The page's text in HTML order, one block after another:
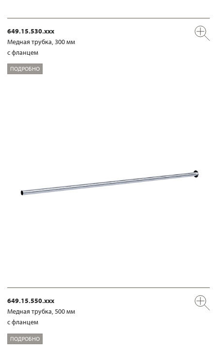
649.15.530.xxx
Медная трубка, 300 мм
с фланцем
ПОДРОБНО
649.15.550.xxx
Медная трубка, 500 мм
с фланцем
ПОДРОБНО